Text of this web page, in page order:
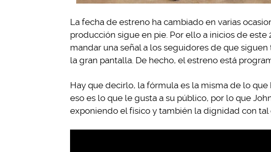
La fecha de estreno ha cambiado en varias
producción sigue en pie. Por ello a inicios de este
mandar una señal a los seguidores de que
la gran pantalla. De hecho, el estreno está
Hay que decirlo, la fórmula es la misma de lo
eso es lo que le gusta a su público, por lo que
exponiendo el físico y también la dignidad con tal